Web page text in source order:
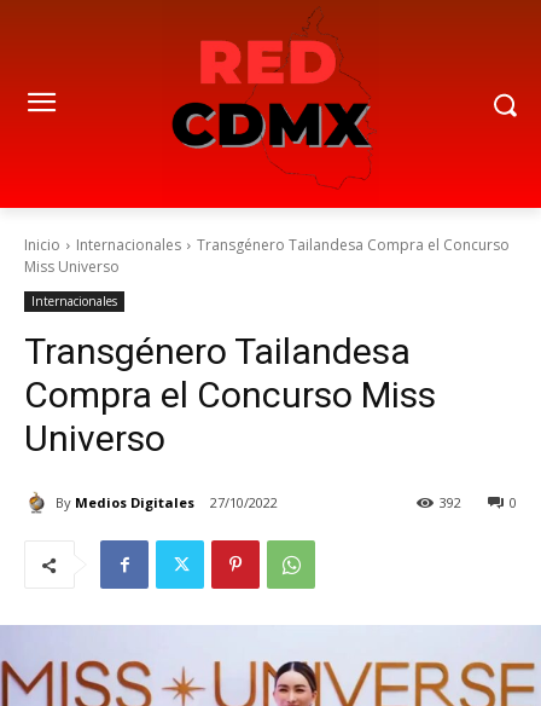
Inicio Internacionales
Transgénero Tailandesa Compra el Concurso
Miss Universo
Internacionales
Transgénero Tailandesa
Compra el Concurso Miss
Universo
By Medios Digitales 27/10/2022 0
392